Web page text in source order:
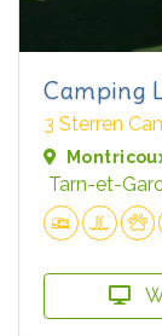
Camping
3 Sterren
Tarn-et-